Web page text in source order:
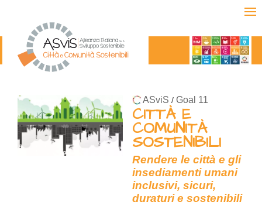
ASviS / Goal 11
CITTÀ E
COMUNITÀ
SOSTENIBILI
Rendere le città e gli
insediamenti umani
inclusivi, sicuri,
duraturi e sostenibili